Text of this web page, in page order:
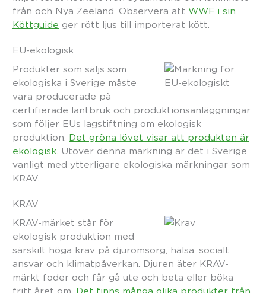
från och Nya Zeeland. Observera att WWF i sin
Köttguide ger rött ljus till importerat kött.
EU-ekologisk
Produkter som säljs som
ekologiska i Sverige måste
vara producerade på
certifierade lantbruk och produktionsanläggningar
som följer EUs lagstiftning om ekologisk
produktion. Det gröna lövet visar att produkten är
ekologisk. Utöver denna märkning är det i Sverige
vanligt med ytterligare ekologiska märkningar som
KRAV.
KRAV
KRAV-märket står för
ekologisk produktion med
särskilt höga krav på djuromsorg, hälsa, socialt
ansvar och klimatpåverkan. Djuren äter KRAV-
märkt foder och får gå ute och beta eller böka
fritt året om. Det finns många olika produkter från